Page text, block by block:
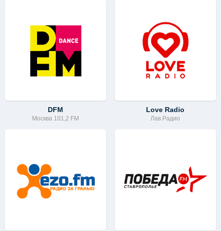
DFM
Москва 101,2 FM
Love Radio
Лав Радио